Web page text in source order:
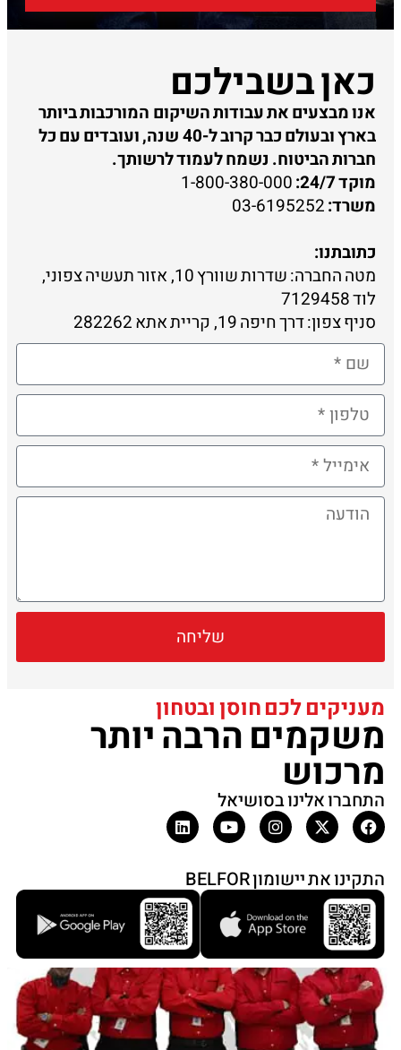
כאן בשבילכם
אנו מבצעים את עבודות השיקום המורכבות ביותר
בארץ ובעולם כבר קרוב ל-40 שנה, ועובדים עם כל
חברות הביטוח. נשמח לעמוד לרשותך.
מוקד 24/7:
1-800-380-000
משרד:03-6195252
כתובתנו:
מטה החברה: שדרות שוורץ 10, אזור תעשיה צפוני,
לוד 7129458
סניף צפון: דרך חיפה 19, קריית אתא 282262
שליחה
מעניקים לכם חוסן ובטחון
משקמים הרבה יותר
מרכוש
התחברו אלינו בסושיאל
התקינו את יישומון BELFOR